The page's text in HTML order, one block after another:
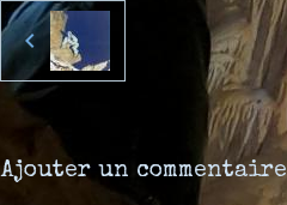
Ajouter un commentaire